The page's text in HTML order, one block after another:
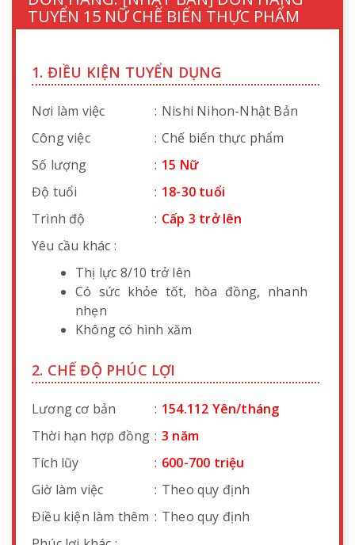
TUYỂN 15 NỮ CHẾ BIẾN THỰC PHẨM
1. ĐIỀU KIỆN TUYỂN DỤNG
Nơi làm việc : Nishi Nihon-Nhật Bản
Công việc
: Chế biến thực phẩm
Số lượng
: 15 Nữ
Độ tuổi
: 18-30 tuổi
Trình độ
: Cấp 3 trở lên
Yêu cầu khác :
Thị lực 8/10 trở lên
Có sức khỏe tốt, hòa đồng, nhanh
nhẹn
Không có hình xăm
2. CHẾ ĐỘ PHÚC LỢI
Lương cơ bản : 154.112 Yên/tháng
Thời hạn hợp đồng : 3 năm
Tích lũy
: 600-700 triệu
Giờ làm việc
: Theo quy định
Điều kiện làm thêm : Theo quy định